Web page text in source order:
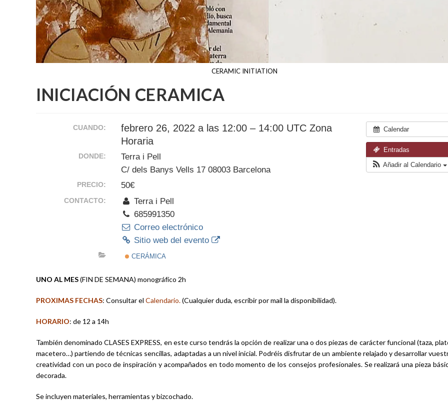
CERAMIC INITIATION
INICIACIÓN CERAMICA
Calendar
Entradas
Añadir al Calendario
CUANDO: febrero 26, 2022 a las 12:00 – 14:00 UTC Zona
Horaria
DONDE:
Terra i Pell
C/ dels Banys Vells 17 08003 Barcelona
PRECIO: 50€
CONTACTO:
Terra i Pell
685991350
Correo electrónico
Sitio web del evento
CERÁMICA
UNO AL MES(FIN DE SEMANA) monográfíco 2h
PROXIMAS FECHAS: Consultar el Calendario.(Cualquier duda, escribir por mail la disponibilidad).
HORARIO: de 12 a 14h
También denominado CLASES EXPRESS, en este curso tendrás la opción de realizar una o dos piezas de carácter funcional (taza,
macetero…) partiendo de técnicas sencillas, adaptadas a un nivel inicial. Podréis disfrutar de un ambiente relajado y desarrollar
creatividad con un poco de inspiración y acompañados en todo momento de los consejos profesionales. Se realizará una pieza
decorada.
Se incluyen materiales, herramientas y bizcochado.